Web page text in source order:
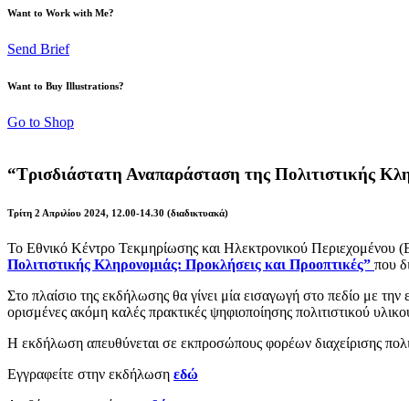
Want to Work with Me?
Send Brief
Want to Buy Illustrations?
Go to Shop
“Τρισδιάστατη Αναπαράσταση της Πολιτιστικής
Τρίτη 2 Απριλίου 2024, 12.00-14.30 (διαδικτυακά)
Το Εθνικό Κέντρο Τεκμηρίωσης και Ηλεκτρονικού Περιεχομένου
Πολιτιστικής Κληρονομιάς: Προκλήσεις και Προοπτικές” που
Στο πλαίσιο της εκδήλωσης θα γίνει μία εισαγωγή στο πεδίο με
ορισμένες ακόμη καλές πρακτικές ψηφιοποίησης πολιτιστικού
Η εκδήλωση απευθύνεται σε εκπροσώπους φορέων διαχείρισης
Εγγραφείτε στην εκδήλωση εδώ